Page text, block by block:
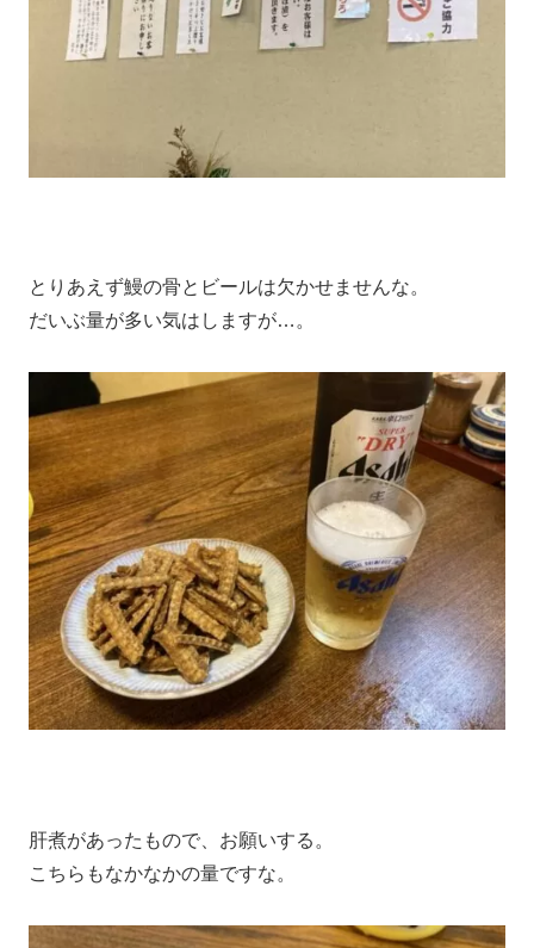
とりあえず鰻の骨とビールは欠かせませんな。
だいぶ量が多い気はしますが…。
肝煮があったもので、お願いする。
こちらもなかなかの量ですな。